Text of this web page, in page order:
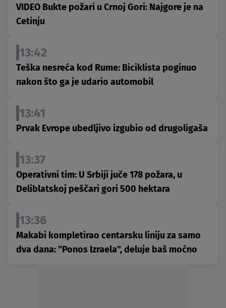
VIDEO Bukte požari u Crnoj Gori: Najgore je na
Cetinju
13:42
Teška nesreća kod Rume: Biciklista poginuo
nakon što ga je udario automobil
13:41
Prvak Evrope ubedljivo izgubio od drugoligaša
13:37
Operativni tim: U Srbiji juče 178 požara, u
Deliblatskoj peščari gori 500 hektara
13:36
Makabi kompletirao centarsku liniju za samo
dva dana: "Ponos Izraela", deluje baš moćno